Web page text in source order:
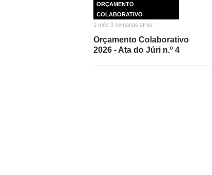
ORÇAMENTO
COLABORATIVO
1 mês 3 semanas atrás
Orçamento Colaborativo
2026 - Ata do Júri n.º 4